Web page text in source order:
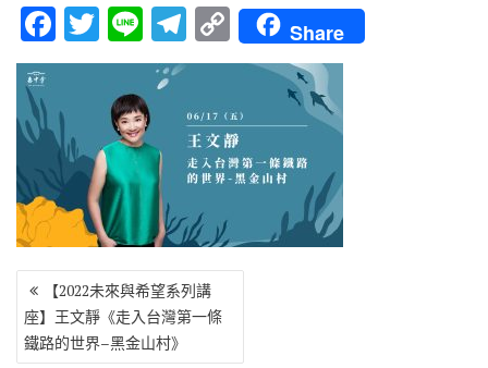
F
ac
b
o
o
k
T
w
it
te
r
Li
n
e
T
el
gr
a
m
C
o
y
Li
n
k
Share
文
章
導
覽
【2022未來與希望系列講
座】王文靜《走入台灣第一條
鐵路的世界–黑金山村》